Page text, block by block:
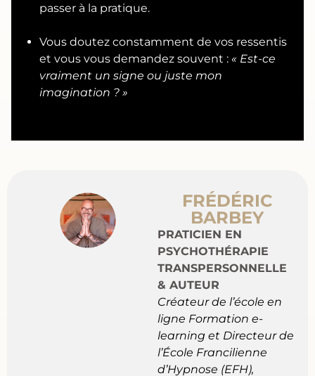
passer à la pratique.
Vous doutez constamment de vos ressentis
et vous vous demandez souvent : « Est-ce
vraiment un signe ou juste mon
imagination ? »
FRÉDÉRIC
BARBEY
PRATICIEN EN
PSYCHOTHÉRAPIE
TRANSPERSONNELLE
& AUTEUR
Créateur de l’école en
ligne Formation e-
learning et Directeur de
l’École Francilienne
d’Hypnose (EFH),